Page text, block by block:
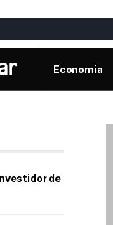
Economia
de